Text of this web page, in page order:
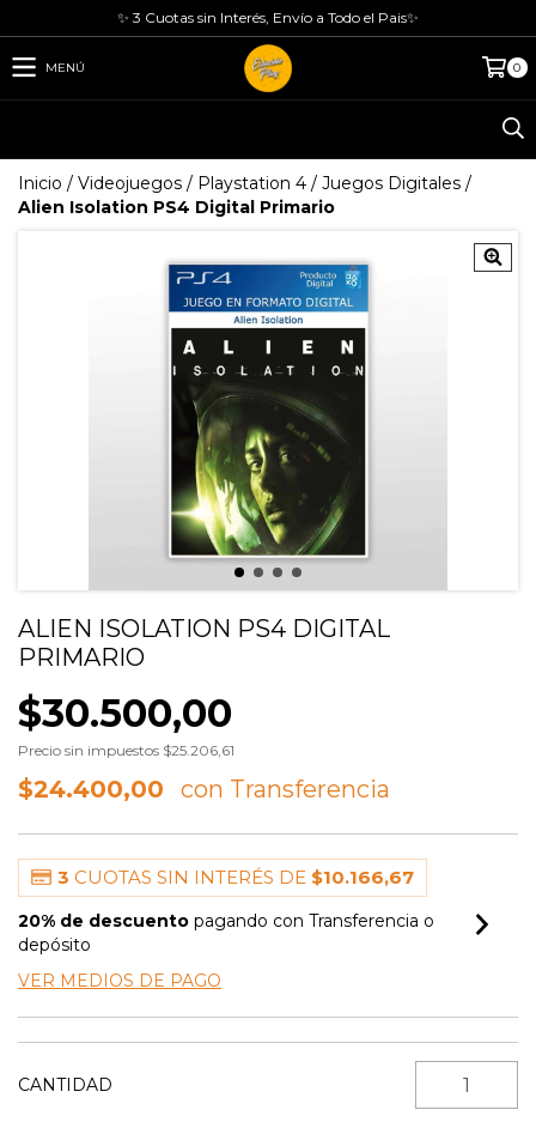
✨ 3 Cuotas sin Interés, Envío a Todo el Pais✨
MENÚ 0
Inicio / Videojuegos / Playstation 4 / Juegos Digitales /
Alien Isolation PS4 Digital Primario
ALIEN ISOLATION PS4 DIGITAL
PRIMARIO
$30.500,00
Precio sin impuestos $25.206,61
$24.400,00
3 CUOTAS SIN INTERÉS DE $10.166,67
20% de descuento pagando con Transferencia o
depósito
VER MEDIOS DE PAGO
CANTIDAD